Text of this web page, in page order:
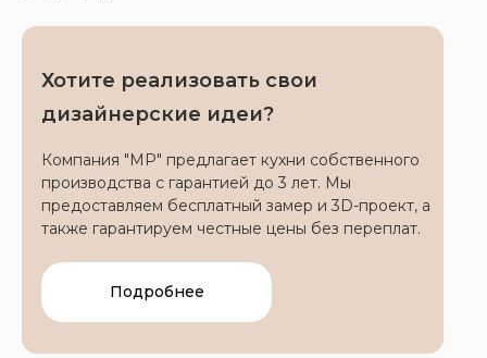
Хотите реализовать свои
дизайнерские идеи?
Компания "МР" предлагает кухни собственного
производства с гарантией до 3 лет. Мы
предоставляем бесплатный замер и 3D-проект, а
также гарантируем честные цены без переплат.
Подробнее